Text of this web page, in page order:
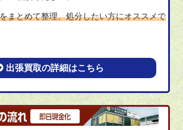
まとめて整理、処分したい方にオススメで
出張買取の詳細はこちら